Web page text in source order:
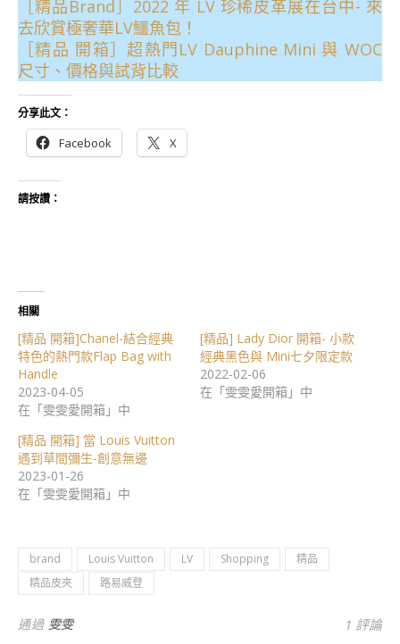
［精品Brand］2022 年 LV 珍稀皮革展在台中- 來
去欣賞極奢華LV鱷魚包！
［精品 開箱］超熱門LV Dauphine Mini 與 WOC
尺寸、價格與試背比較
分享此文：
Facebook X
請按讚：
相關
[精品 開箱]Chanel-結合經典
特色的熱門款Flap Bag with
Handle
2023-04-05
在「雯雯愛開箱」中
[精品] Lady Dior 開箱- 小款
經典黑色與 Mini七夕限定款
2022-02-06
在「雯雯愛開箱」中
[精品 開箱] 當 Louis Vuitton
遇到草間彌生-創意無邊
2023-01-26
在「雯雯愛開箱」中
brand Louis Vuitton LV Shopping
精品
精品皮夾
路易威登
通過 雯雯 1 評論